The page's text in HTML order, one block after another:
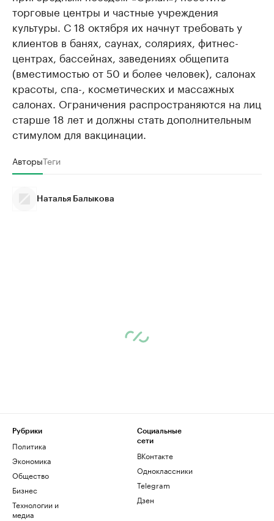
торговые центры и частные учреждения
культуры. С 18 октября их начнут требовать у
клиентов в банях, саунах, соляриях, фитнес-
центрах, бассейнах, заведениях общепита
(вместимостью от 50 и более человек), салонах
красоты, спа-, косметических и массажных
салонах. Ограничения распространяются на лиц
старше 18 лет и должны стать дополнительным
стимулом для вакцинации.
АвторыТеги
Наталья Балыкова
Рубрики
Политика
Экономика
Общество
Бизнес
Технологии и
медиа
Социальные
сети
ВКонтакте
Одноклассники
Telegram
Дзен